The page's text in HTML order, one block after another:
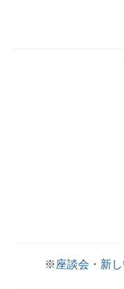
※ 座談会・新